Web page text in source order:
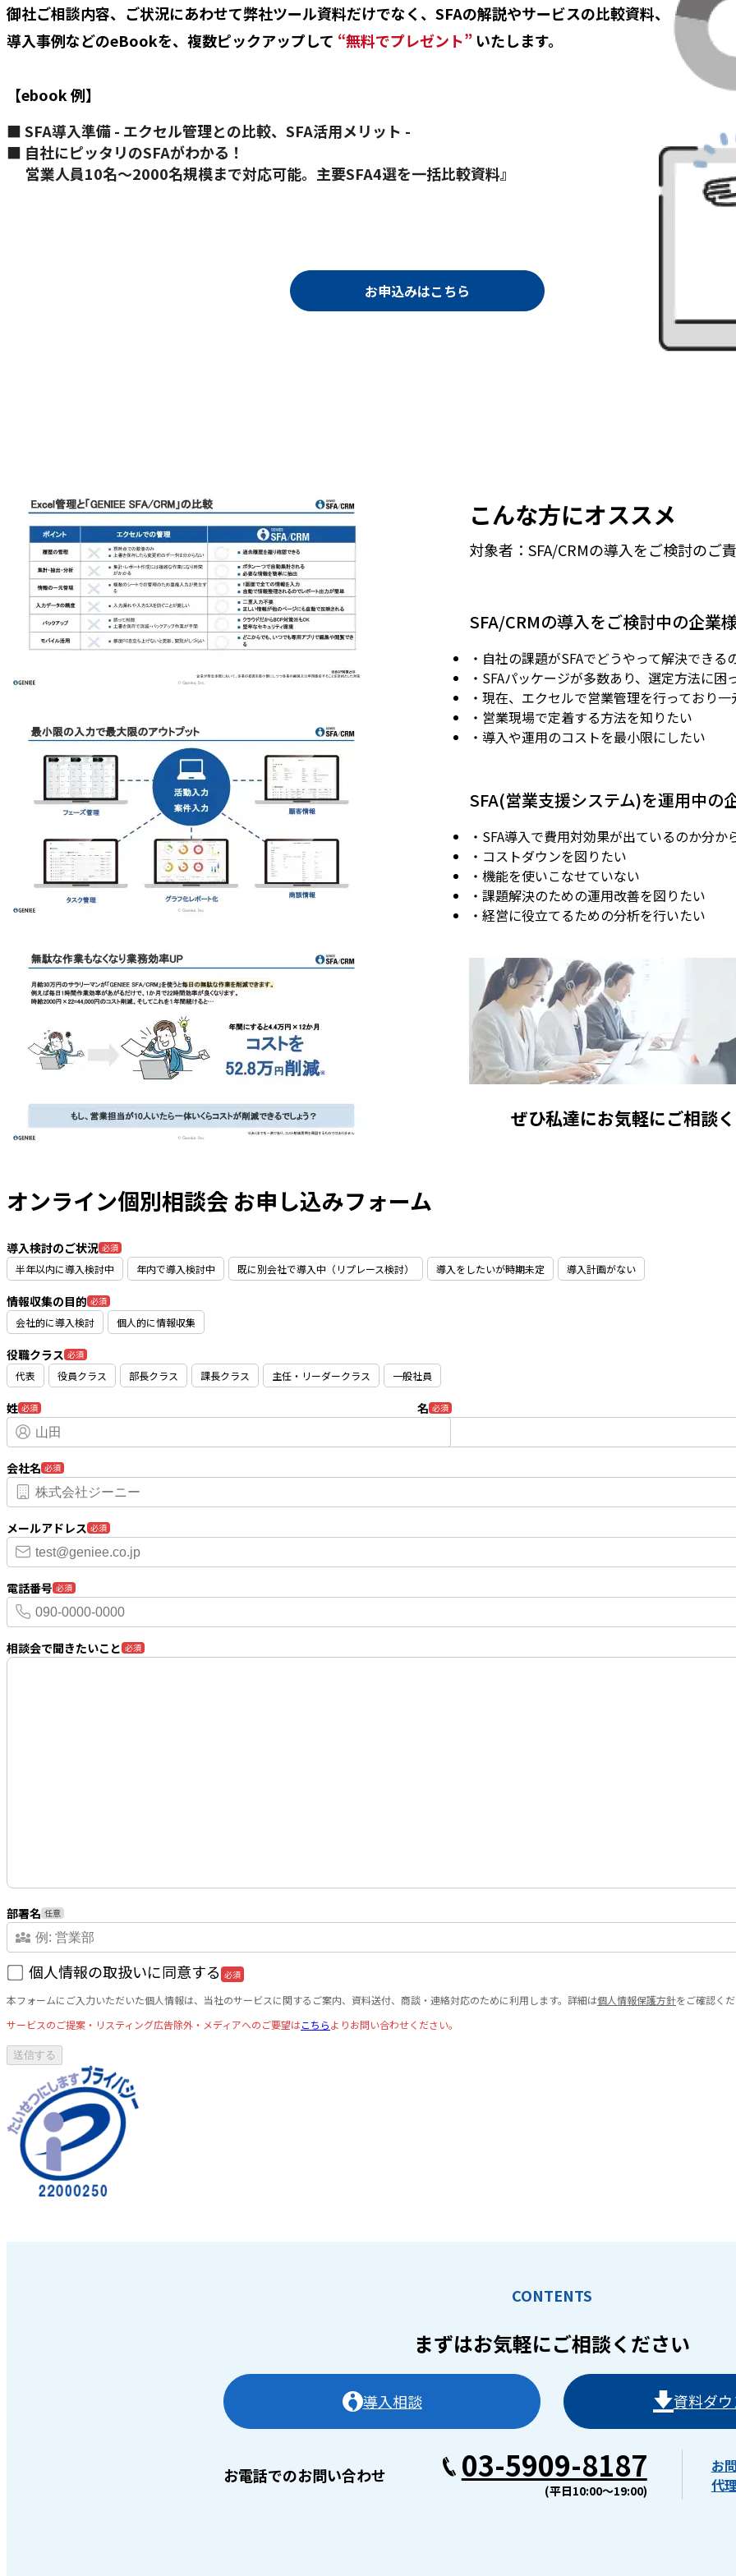
御社ご相談内容、ご状況にあわせて弊社ツール資料だけでなく、SFAの解説やサービスの比較資料、
導入事例などのeBookを、複数ピックアップして “無料でプレゼント” いたします。
【ebook 例】
■ SFA導入準備 - エクセル管理との比較、SFA活用メリット -
■ 自社にピッタリのSFAがわかる！
営業人員10名〜2000名規模まで対応可能。主要SFA4選を一括比較資料』
お申込みはこちら
こんな方にオススメ
対象者：SFA/CRMの導入をご検討のご
SFA/CRMの導入をご検討中の企業
・自社の課題がSFAでどうやって解決できる
・SFAパッケージが多数あり、選定方法に困
・現在、エクセルで営業管理を行っており
・営業現場で定着する方法を知りたい
・導入や運用のコストを最小限にしたい
SFA(営業支援システム)を運用中の
・SFA導入で費用対効果が出ているのか分か
・コストダウンを図りたい
・機能を使いこなせていない
・課題解決のための運用改善を図りたい
・経営に役立てるための分析を行いたい
ぜひ私達にお気軽にご相談
オンライン個別相談会 お申し込みフォーム
導入検討のご状況 必須
半年以内に導入検討中 年内で導入検討中 既に別会社で導入中（リプレース検討） 導入をしたいが時期未定 導入計画がない
情報収集の目的 必須
会社的に導入検討 個人的に情報収集
役職クラス 必須
代表 役員クラス 部長クラス 課長クラス 主任・リーダークラス 一般社員
姓 必須 名 必須
会社名 必須
メールアドレス 必須
電話番号 必須
相談会で聞きたいこと 必須
部署名 任意
diversity_3
個人情報の取扱いに同意する 必須
本フォームにご入力いただいた個人情報は、当社のサービスに関するご案内、資料送付、商談・連絡対応のために利用します。詳細は個人情報保護方針をご確認く
サービスのご提案・リスティング広告除外・メディアへのご要望はこちらよりお問い合わせください。
CONTENTS
まずはお気軽にご相談ください
導入相談 資料ダ
お電話でのお問い合わせ 03-5909-8187
(平日10:00〜19:00)
お
代